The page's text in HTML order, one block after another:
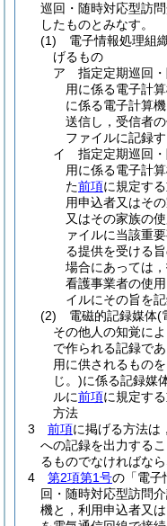
巡回・随時対応型訪
したものとみなす。
(1)
電子情報処理組
げるもの
ア
指定定期巡回
用に係る電子計
に係る電子計算
送信し，受信者
ファイルに記録
イ
指定定期巡回
用に係る電子計
た前項に規定す
用申込者又はそ
又はその家族の
ァイルに当該重
る提供を受ける
場合にあっては
看護事業者の使
イルにその旨を
(2)
電磁的記録媒体(
その他人の知覚に
で作られる記録で
用に供されるものを
じ。)に係る記録媒
ルに前項に規定す
方法
3
前項に掲げる方法は
への記録を出力する
るものでなければなら
4
第2項第1号の「電子
回・随時対応型訪問
機と，利用申込者又